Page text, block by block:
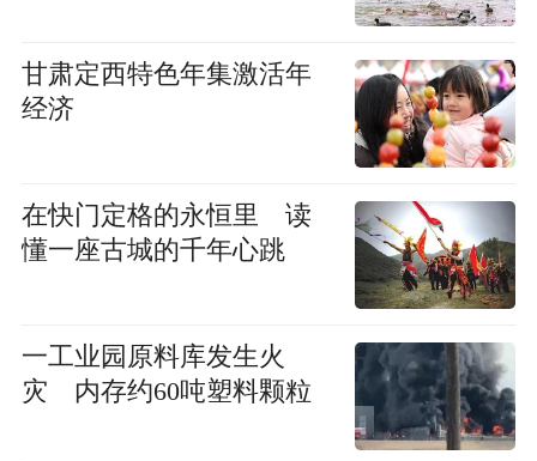
甘肃定西特色年集激活年
经济
在快门定格的永恒里 读
懂一座古城的千年心跳
一工业园原料库发生火
灾 内存约60吨塑料颗粒